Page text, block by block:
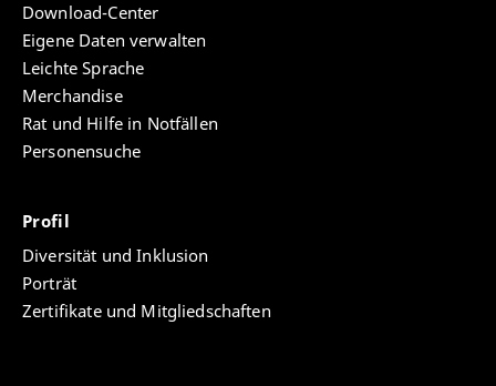
Download-Center
Eigene Daten verwalten
Leichte Sprache
Merchandise
Rat und Hilfe in Notfällen
Personensuche
Profil
Diversität und Inklusion
Porträt
Zertifikate und Mitgliedschaften